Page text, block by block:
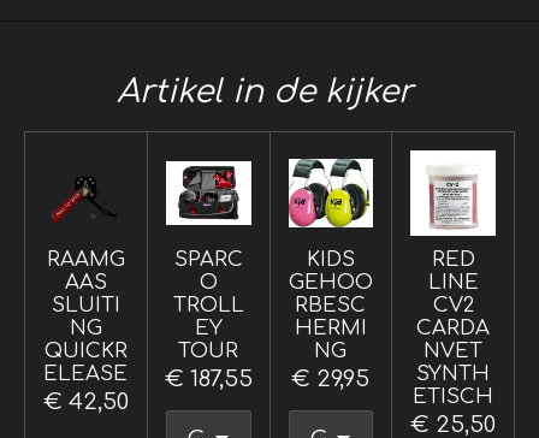
Artikel in de kijker
RAAMG
AAS
SLUITI
NG
QUICKR
ELEASE
€ 42,50
SPARC
O
TROLL
EY
TOUR
€ 187,55
KIDS
GEHOO
RBESC
HERMI
NG
€ 29,95
RED
LINE
CV2
CARDA
NVET
SYNTH
ETISCH
€ 25,50